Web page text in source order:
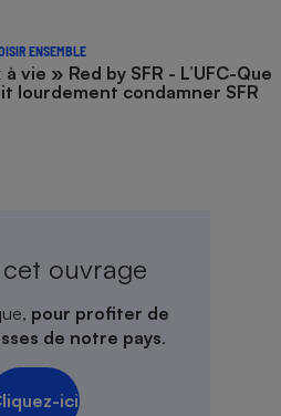
ENSEMBLE
vie » Red by SFR - L’UFC-Que
lourdement condamner SFR
ouvrage
pour profiter de
de notre pays.
ici